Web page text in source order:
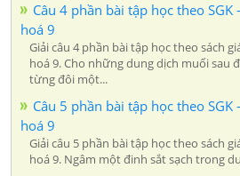
Câu 4 phần bài tập học theo SGK
hoá 9
Giải câu 4 phần bài tập học theo sách
hoá 9. Cho những dung dịch muối sau
từng đôi một...
Câu 5 phần bài tập học theo SGK
hoá 9
Giải câu 5 phần bài tập học theo sách
hoá 9. Ngâm một đinh sắt sạch trong